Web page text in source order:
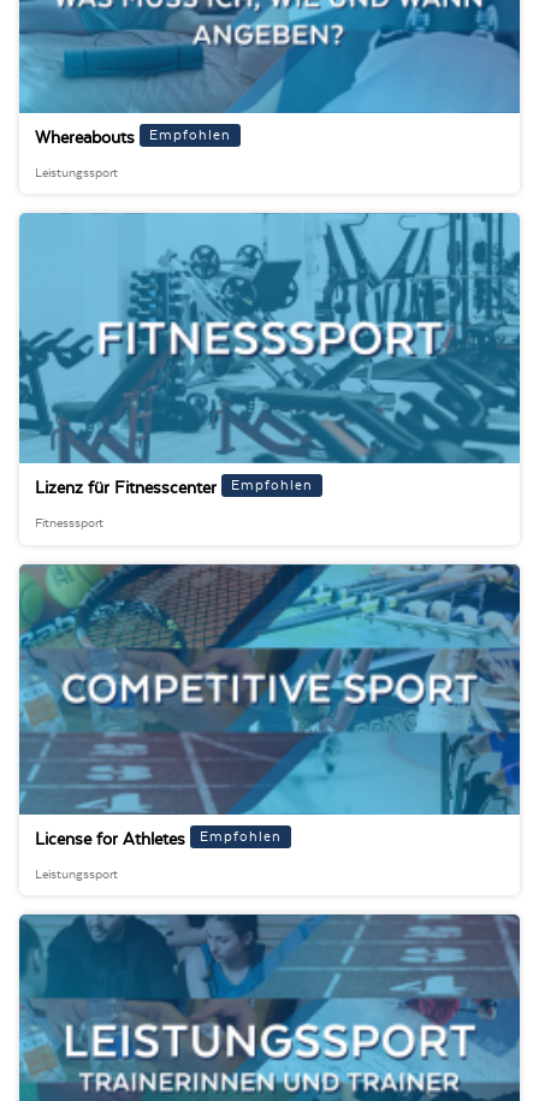
Whereabouts Empfohlen
Leistungssport
Lizenz für Fitnesscenter Empfohlen
Fitnesssport
License for Athletes Empfohlen
Leistungssport